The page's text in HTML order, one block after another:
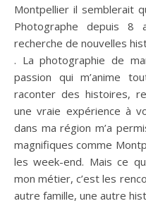
Montpellier il semblerait
Photographe depuis 8
recherche de nouvelles
. La photographie de
passion qui m’anime
raconter des histoires,
une vraie expérience à
dans ma région m’a
magnifiques comme
les week-end. Mais ce
mon métier, c’est les
autre famille, une autre